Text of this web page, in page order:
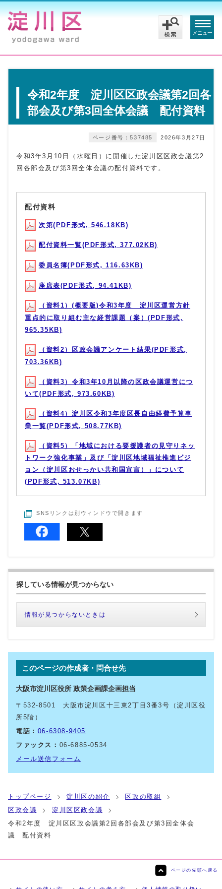
メニュー
令和2年度 淀川区区政会議第2回各
部会及び第3回全体会議 配付資料
2026年3月27日
ページ番号：537485
令和3年3月10日（水曜日）に開催した淀川区区政会議第2
回各部会及び第3回全体会議の配付資料です。
配付資料
次第(PDF形式, 546.18KB)
配付資料一覧(PDF形式, 377.02KB)
委員名簿(PDF形式, 116.63KB)
座席表(PDF形式, 94.41KB)
（資料1）(概要版)令和3年度 淀川区運営方針
重点的に取り組む主な経営課題（案）(PDF形式,
965.35KB)
（資料2）区政会議アンケート結果(PDF形式,
703.36KB)
（資料3）令和3年10月以降の区政会議運営につ
いて(PDF形式, 973.60KB)
（資料4）淀川区令和3年度区長自由経費予算事
業一覧(PDF形式, 508.77KB)
（資料5）「地域における要援護者の見守りネッ
トワーク強化事業」及び「淀川区地域福祉推進ビジ
ョン（淀川区おせっかい共和国宣言）」について
(PDF形式, 513.07KB)
SNSリンクは別ウィンドウで開きます
探している情報が見つからない
情報が見つからないときは
このページの作成者・問合せ先
大阪市淀川区役所 政策企画課企画担当
〒532-8501 大阪市淀川区十三東2丁目3番3号（淀川区役
所5階）
電話： 06-6308-9405
ファックス： 06-6885-0534
メール送信フォーム
トップページ 淀川区の紹介
区政の取組
区政会議
淀川区区政会議
令和2年度 淀川区区政会議第2回各部会及び第3回全体会
議 配付資料
ページの先頭へ戻る